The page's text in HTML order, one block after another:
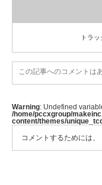
トラ
この記事へのコメントは
Warning: Undefined
/home/pccxgroup/
content/themes/
コメントするためには、